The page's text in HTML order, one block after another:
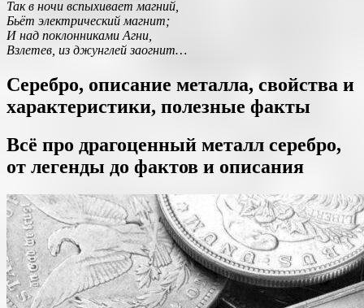
Так в ночи вспыхивает магний,
Бьёт электрический магнит;
И над поклонниками Агни,
Взлетев, из джунглей заогнит…
Серебро, описание металла, свойства и
характеристики, полезные факты
Всё про драгоценный металл серебро,
от легенды до фактов и описания